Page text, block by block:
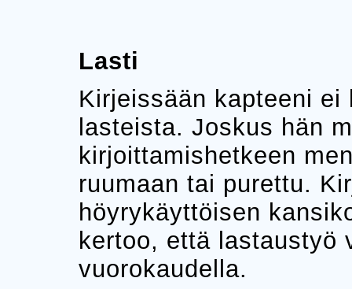
Lasti
Kirjeissään kapteeni
lasteista. Joskus hän
kirjoittamishetkeen
ruumaan tai purettu.
höyrykäyttöisen
kertoo, että lastaustyö
vuorokaudella.